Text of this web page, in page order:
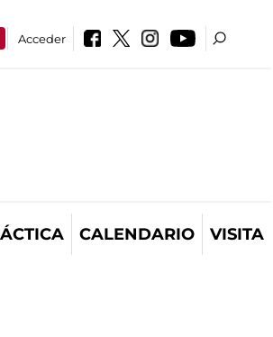
Acceder
CALENDARIO VISITA